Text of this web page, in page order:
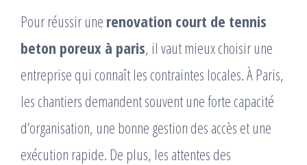
Pour réussir une renovation court de tennis
beton poreux à paris, il vaut mieux choisir une
entreprise qui connaît les contraintes locales. À Paris,
les chantiers demandent souvent une forte capacité
d’organisation, une bonne gestion des accès et une
exécution rapide. De plus, les attentes des